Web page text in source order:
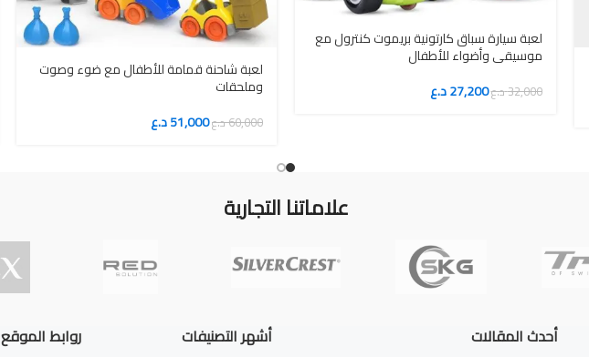
لعبة سيارة سباق كارتونية بريموت كنترول مع
موسيقى وأضواء للأطفال
32,000د.ع27,200د.ع
لعبة شاحنة قمامة للأطفال مع ضوء وصوت
وملحقات
60,000د.ع51,000د.ع
علاماتنا التجارية
أحدث المقالات أشهر التصنيفات روابط الموقع